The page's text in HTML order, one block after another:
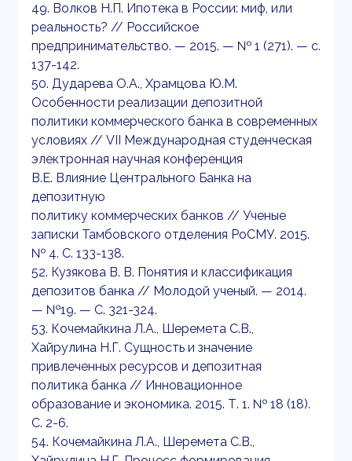
49. Волков Н.П. Ипотека в России: миф, или
реальность? // Российское
предпринимательство. — 2015. — № 1 (271). — c.
137-142.
50. Дударева О.А., Храмцова Ю.М.
Особенности реализации депозитной
политики коммерческого банка в современных
условиях // VII Международная студенческая
электронная научная конференция
В.Е. Влияние Центрального Банка на
депозитную
политику коммерческих банков // Ученые
записки Тамбовского отделения РоСМУ. 2015.
№ 4. С. 133-138.
52. Кузякова В. В. Понятия и классификация
депозитов банка // Молодой ученый. — 2014.
— №19. — С. 321-324.
53. Кочемайкина Л.А., Шеремета С.В.,
Хайрулина Н.Г. Сущность и значение
привлеченных ресурсов и депозитная
политика банка // Инновационное
образование и экономика. 2015. Т. 1. № 18 (18).
С. 2-6.
54. Кочемайкина Л.А., Шеремета С.В.,